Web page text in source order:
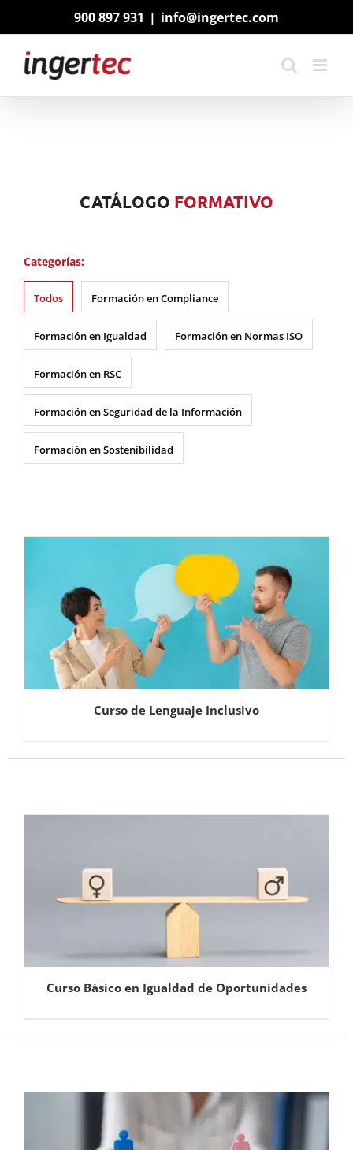
900 897 931 | info@ingertec.com
CATÁLOGO FORMATIVO
Categorías:
Todos Formación en Compliance
Formación en Igualdad Formación en Normas ISO
Formación en RSC
Formación en Seguridad de la Información
Formación en Sostenibilidad
Curso de Lenguaje Inclusivo
Curso Básico en Igualdad de Oportunidades